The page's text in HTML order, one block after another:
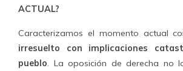
ACTUAL?
Caracterizamos el momento actual
irresuelto con implicaciones
pueblo. La oposición de derecha no